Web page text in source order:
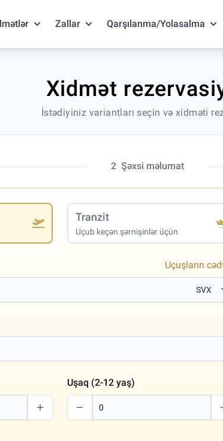
Zallar Qarşılanma/Yolasalma
Xidmət
İstədiyiniz variantları seçin və xidməti
2 Şəxsi məlumat
Tranzit
Uçub keçən şərnişinlər üçün
Uçuşların
SVX
Uşaq (2-12 yaş)